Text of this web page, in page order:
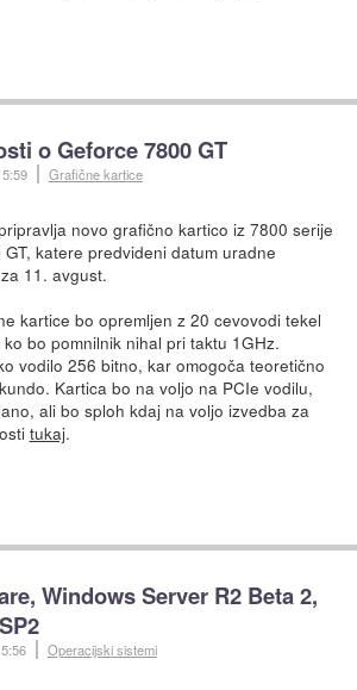
o Geforce 7800 GT
Grafične kartice
novo grafično kartico iz 7800 serije
katere predvideni datum uradne
11. avgust.
kartice bo opremljen z 20 cevovodi tekel
bo pomnilnik nihal pri taktu 1GHz.
vodilo 256 bitno, kar omogoča teoretično
Kartica bo na voljo na PCIe vodilu,
ali bo sploh kdaj na voljo izvedba za
tukaj.
Windows Server R2 Beta 2,
Operacijski sistemi